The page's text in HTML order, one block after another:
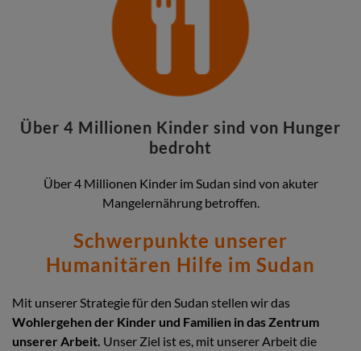
Über 4 Millionen Kinder sind von Hunger
bedroht
Über 4 Millionen Kinder im Sudan sind von akuter
Mangelernährung betroffen.
Schwerpunkte unserer
Humanitären Hilfe im Sudan
Mit unserer Strategie für den Sudan stellen wir das
Wohlergehen der Kinder und Familien in das Zentrum
unserer Arbeit. Unser Ziel ist es, mit unserer Arbeit die